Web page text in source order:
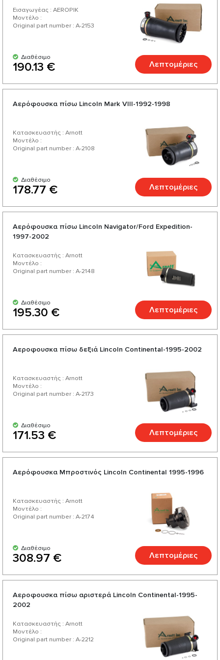
Απολαύστε μια εξαιρετική σχέση τιμής-ποιότητας, μια
πλούσια και μια ποικιλία από πάνω από 200 προϊόντα για
Εισαγωγέας : AEROPIK
Μοντέλο :
Original part number : A-2153
Διαθέσιμο
190.13 € Λεπτομέριες
Αερόφουσκα πίσω Lincoln Mark VIII-1992-1998
Κατασκευαστής : Arnott
Μοντέλο :
Original part number : A-2108
Διαθέσιμο
178.77 € Λεπτομέριες
Αερόφουσκα πίσω Lincoln Navigator/Ford Expedition-
1997-2002
Κατασκευαστής : Arnott
Μοντέλο :
Original part number : A-2148
Διαθέσιμο
195.30 € Λεπτομέριες
Αεροφουσκα πίσω δεξιά Lincoln Continental-1995-2002
Κατασκευαστής : Arnott
Μοντέλο :
Original part number : A-2173
Διαθέσιμο
171.53 € Λεπτομέριες
Aερόφουσκα Μπροστινός Lincoln Continental 1995-1996
Κατασκευαστής : Arnott
Μοντέλο :
Original part number : A-2174
Διαθέσιμο
308.97 € Λεπτομέριες
Αεροφουσκα πίσω αριστερά Lincoln Continental-1995-
2002
Κατασκευαστής : Arnott
Μοντέλο :
Original part number : A-2212